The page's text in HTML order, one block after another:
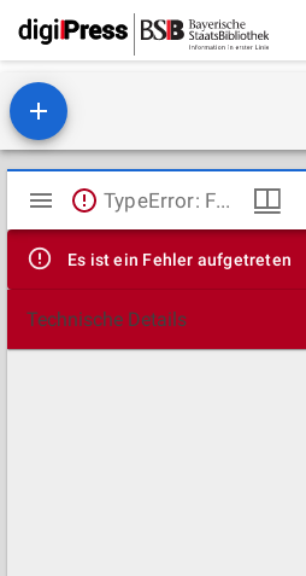
Mirador
Viewer
TypeError: Failed to fetch
Es ist ein Fehler aufgetreten
Technische Details